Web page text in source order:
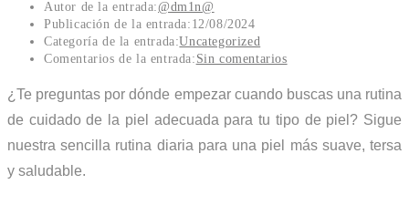
Autor de la entrada:@dm1n@
Publicación de la entrada: 12/08/2024
Categoría de la entrada:Uncategorized
Comentarios de la entrada: Sin comentarios
¿Te preguntas por dónde empezar cuando buscas una rutina
de cuidado de la piel adecuada para tu tipo de piel? Sigue
nuestra sencilla rutina diaria para una piel más suave, tersa
y saludable.